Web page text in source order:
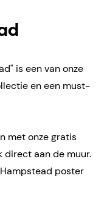
is een van onze
en een must-
met onze gratis
direct aan de muur.
poster